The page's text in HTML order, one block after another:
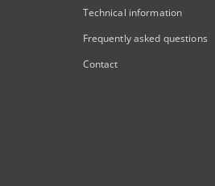
Technical information
Frequently asked questions
Contact